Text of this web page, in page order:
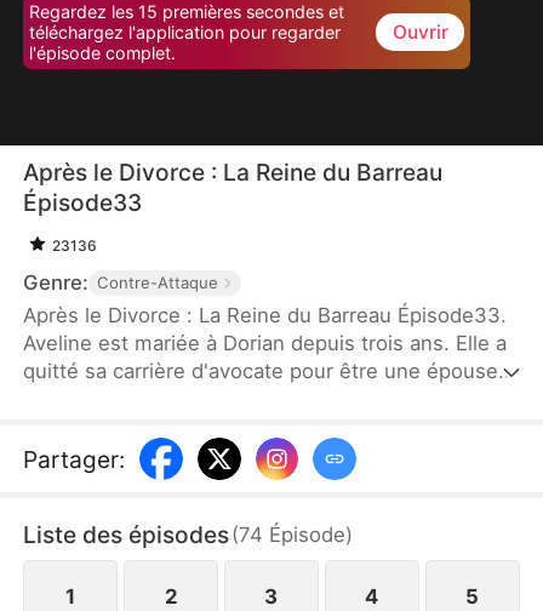
Regardez les 15 premières secondes et
téléchargez l'application pour regarder
l'épisode complet.
Ouvrir
Après le Divorce : La Reine du Barreau
Épisode33
23136
Genre: Contre-Attaque
Après le Divorce : La Reine du Barreau Épisode33.
Aveline est mariée à Dorian depuis trois ans. Elle a
quitté sa carrière d'avocate pour être une épouse
ne comprend pas ses sentiments. Lors d'un
banquet, des amis regardent Aveline de haut car
reprendre sa carrière. Elle revient au cabinet, où
ses anciens collègues l'accueillent avec joie. Elle
reprend son trône.
Partager:
Liste des épisodes(74 Épisode)
1 2 3 4 5